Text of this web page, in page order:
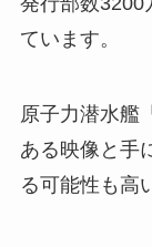
ています。
原子力潜水艦
ある映像と手
る可能性も高